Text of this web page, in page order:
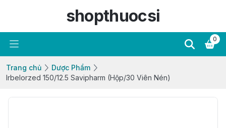
shopthuocsi
0
Trang chủ
Dược Phẩm
Irbelorzed 150/12.5 Savipharm (Hộp/30 Viên Nén)